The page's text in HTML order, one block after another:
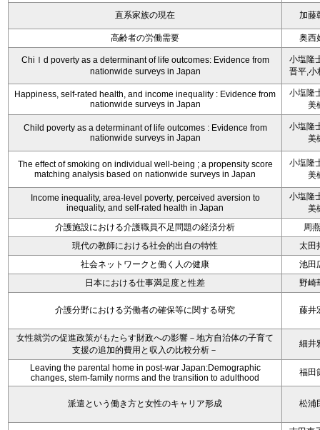
直系家族の現在 加藤
高齢者の労働需要 奥西
Chiｌd poverty as a determinant of life outcomes: Evidence from
nationwide surveys in Japan
小塩隆
晋平,小
Happiness, self-rated health, and income inequality : Evidence from
nationwide surveys in Japan
小塩隆
美
Child poverty as a determinant of life outcomes : Evidence from
nationwide surveys in Japan
小塩隆
美
The effect of smoking on individual well-being ; a propensity score
matching analysis based on nationwide surveys in Japan
小塩隆
美
Income inequality, area-level poverty, perceived aversion to
inequality, and self-rated health in Japan
小塩隆
美
介護施設における介護職員不足問題の経済分析
周
現代の教師における社会的出自の特性
太田
社会ネットワークと働く人の健康
池田
日本における仕事満足度と性差
野崎
介護分野における労働者の確保等に関する研究 藤井
女性就労の促進政策がもたらす財政への影響－地方自治体の子育て
支援の追加的費用と収入の比較分析－
細井
Leaving the parental home in post-war Japan:Demographic
changes, stem-family norms and the transition to adulthood
福田
派遣という働き方と女性のキャリア形成 松浦